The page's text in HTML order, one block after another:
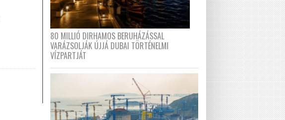
80 MILLIÓ DIRHAMOS BERUHÁZÁSSAL
VARÁZSOLJÁK ÚJJÁ DUBAI TÖRTÉNELMI
VÍZPARTJÁT